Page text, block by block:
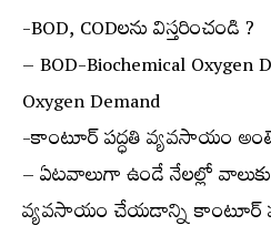
-BOD, CODలను విస్తరించండి ?
– BOD-Biochemical Oxygen
Oxygen Demand
-కాంటూర్ పద్ధతి వ్యవసాయం
– ఏటవాలుగా ఉండే నేలల్లో
వ్యవసాయం చేయడాన్ని కాంటూర్